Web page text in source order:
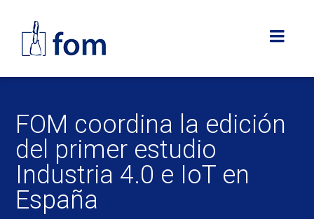
FOM coordina la edición
del primer estudio
Industria 4.0 e IoT en
España